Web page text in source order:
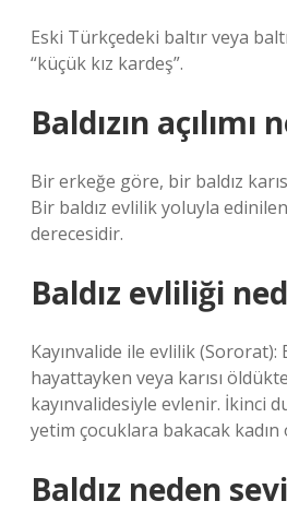
Eski Türkçedeki baltır veya
“küçük kız kardeş”.
Baldızın açılımı
Bir erkeğe göre, bir baldız
Bir baldız evlilik yoluyla
derecesidir.
Baldız evliliği
Kayınvalide ile evlilik (Sororat):
hayattayken veya karısı
kayınvalidesiyle evlenir. İkinci
yetim çocuklara bakacak kadın
Baldız neden